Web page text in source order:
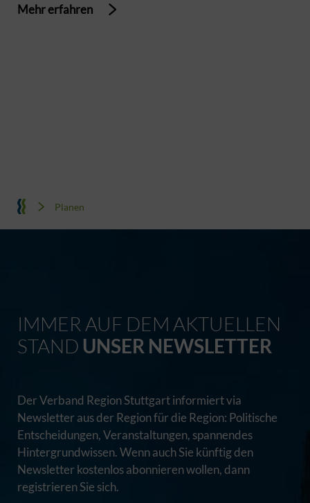
Mehr erfahren
Planen
IMMER AUF DEM AKTUELLEN
STAND UNSER NEWSLETTER
Der Verband Region Stuttgart informiert via
Newsletter aus der Region für die Region: Politische
Entscheidungen, Veranstaltungen, spannendes
Hintergrundwissen. Wenn auch Sie künftig den
Newsletter kostenlos abonnieren wollen, dann
registrieren Sie sich.